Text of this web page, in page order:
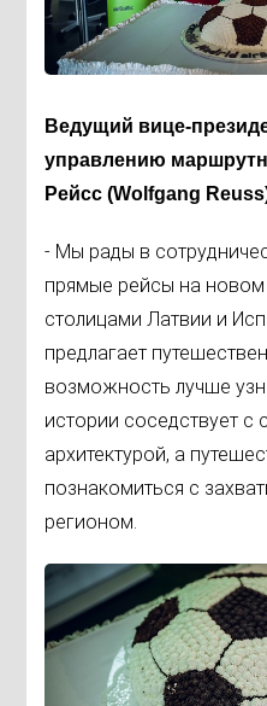
Ведущий вице-
управлению
Рейсс (Wolfgang
- Мы рады в
прямые рейсы на
столицами Латвии и
предлагает
возможность лучше
истории соседствует с
архитектурой, а
познакомиться с
регионом.